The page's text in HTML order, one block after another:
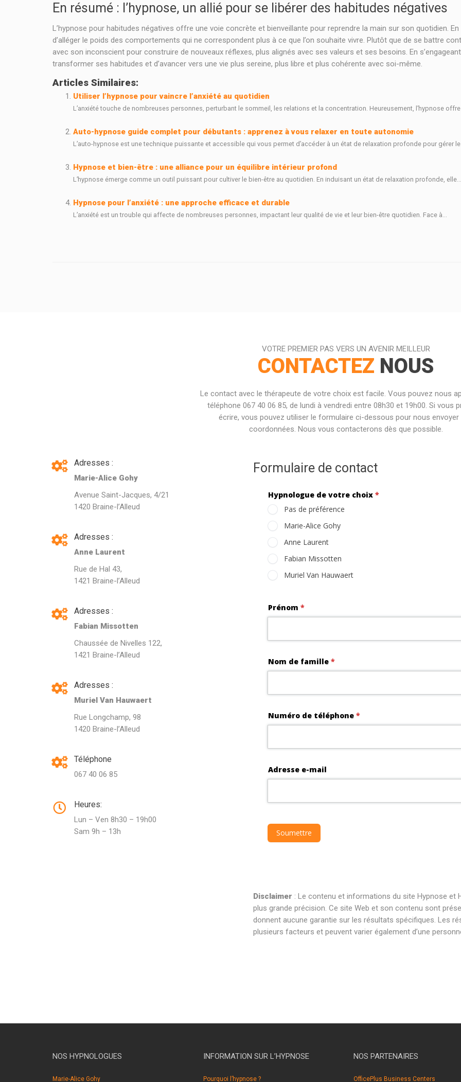
En résumé : l’hypnose, un allié pour se libérer des habitudes négatives
L’hypnose pour habitudes négatives offre une voie concrète et bienveillante pour reprendre la main sur son quotidien.
d’alléger le poids des comportements qui ne correspondent plus à ce que l’on souhaite vivre. Plutôt que de se battre
avec son inconscient pour construire de nouveaux réflexes, plus alignés avec ses valeurs et ses besoins. En
transformer ses habitudes et d’avancer vers une vie plus sereine, plus libre et plus cohérente avec soi-même.
Articles Similaires:
Utiliser l’hypnose pour vaincre l’anxiété au quotidien
L’anxiété touche de nombreuses personnes, perturbant le sommeil, les relations et la concentration. Heureusement, l’hypnose
Auto-hypnose guide complet pour débutants : apprenez à vous relaxer en toute autonomie
L’auto-hypnose est une technique puissante et accessible qui vous permet d’accéder à un état de relaxation profonde pour gérer
Hypnose et bien-être : une alliance pour un équilibre intérieur profond
L’hypnose émerge comme un outil puissant pour cultiver le bien-être au quotidien. En induisant un état de relaxation profonde, elle...
Hypnose pour l’anxiété : une approche efficace et durable
L’anxiété est un trouble qui affecte de nombreuses personnes, impactant leur qualité de vie et leur bien-être quotidien. Face à...
VOTRE PREMIER PAS VERS UN AVENIR MEILLEUR
CONTACTEZ NOUS
Le contact avec le thérapeute de votre choix est facile. Vous pouvez nous
téléphone 067 40 06 85, de lundi à vendredi entre 08h30 et 19h00. Si vous
écrire, vous pouvez utiliser le formulaire ci-dessous pour nous envoyer
coordonnées. Nous vous contacterons dès que possible.
Adresses :
Marie-Alice Gohy
Avenue Saint-Jacques, 4/21
1420 Braine-l’Alleud
Adresses :
Anne Laurent
Rue de Hal 43,
1421 Braine-l’Alleud
Adresses :
Fabian Missotten
Chaussée de Nivelles 122,
1421 Braine-l’Alleud
Adresses :
Muriel Van Hauwaert
Rue Longchamp, 98
1420 Braine-l’Alleud
Téléphone
067 40 06 85
Heures:
Lun – Ven 8h30 – 19h00
Sam 9h – 13h
Formulaire de contact
Disclaimer : Le contenu et informations du site Hypnose et
plus grande précision. Ce site Web et son contenu sont
donnent aucune garantie sur les résultats spécifiques. Les
plusieurs facteurs et peuvent varier également d’une
NOS HYPNOLOGUES
Marie-Alice Gohy
INFORMATION SUR L’HYPNOSE
Pourquoi l’hypnose ?
NOS PARTENAIRES
OfficePlus Business Centers